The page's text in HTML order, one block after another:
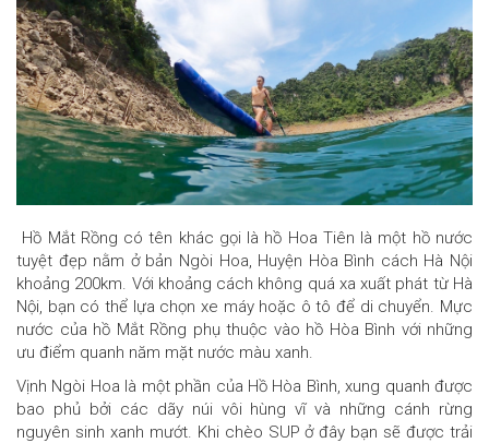
Hồ Mắt Rồng có tên khác gọi là hồ Hoa Tiên là một hồ nước
tuyệt đẹp nằm ở bản Ngòi Hoa, Huyện Hòa Bình cách Hà Nội
khoảng 200km. Với khoảng cách không quá xa xuất phát từ Hà
Nội, bạn có thể lựa chọn xe máy hoặc ô tô để di chuyển. Mực
nước của hồ Mắt Rồng phụ thuộc vào hồ Hòa Bình với những
ưu điểm quanh năm mặt nước màu xanh.
Vịnh Ngòi Hoa là một phần của Hồ Hòa Bình, xung quanh được
bao phủ bởi các dãy núi vôi hùng vĩ và những cánh rừng
nguyên sinh xanh mướt. Khi chèo SUP ở đây bạn sẽ được trải